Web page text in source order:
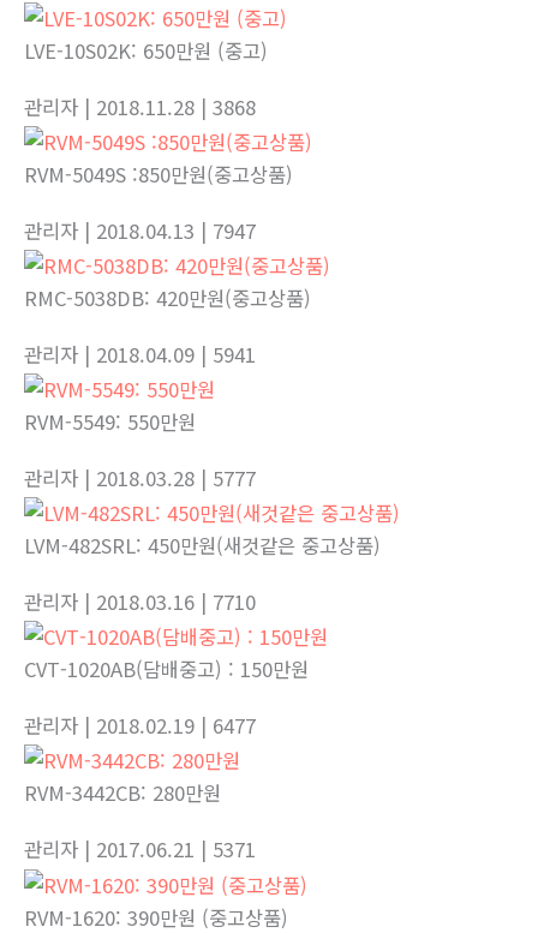
LVE-10S02K: 650만원 (중고)
관리자 | 2018.11.28 | 3868
RVM-5049S :850만원(중고상품)
관리자 | 2018.04.13 | 7947
RMC-5038DB: 420만원(중고상품)
관리자 | 2018.04.09 | 5941
RVM-5549: 550만원
관리자 | 2018.03.28 | 5777
LVM-482SRL: 450만원(새것같은 중고상품)
관리자 | 2018.03.16 | 7710
CVT-1020AB(담배중고) : 150만원
관리자 | 2018.02.19 | 6477
RVM-3442CB: 280만원
관리자 | 2017.06.21 | 5371
RVM-1620: 390만원 (중고상품)